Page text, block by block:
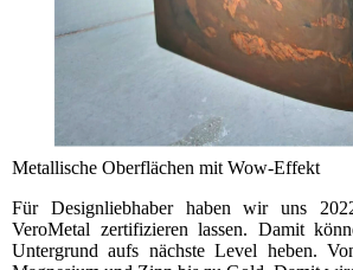
Metallische Oberflächen mit Wow-Effekt
Für Designliebhaber haben wir uns
VeroMetal zertifizieren lassen. Damit
Untergrund aufs nächste Level heben.